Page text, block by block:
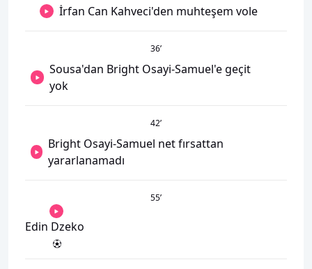
İrfan Can Kahveci'den muhteşem vole
36’
Sousa'dan Bright Osayi-Samuel'e geçit
yok
42’
Bright Osayi-Samuel net fırsattan
yararlanamadı
55’
Edin Dzeko